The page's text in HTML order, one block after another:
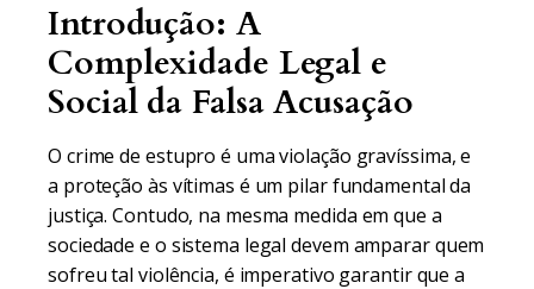
Introdução: A
Complexidade Legal e
Social da Falsa Acusação
O crime de estupro é uma violação gravíssima, e
a proteção às vítimas é um pilar fundamental da
justiça. Contudo, na mesma medida em que a
sociedade e o sistema legal devem amparar quem
sofreu tal violência, é imperativo garantir que a